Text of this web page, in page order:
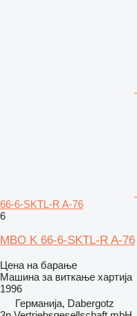
66-6-SKTL-R A-76
6
MBO K 66-6-SKTL-R A-76
Цена на барање
Машина за виткање хартија
1996
Германија, Dabergotz